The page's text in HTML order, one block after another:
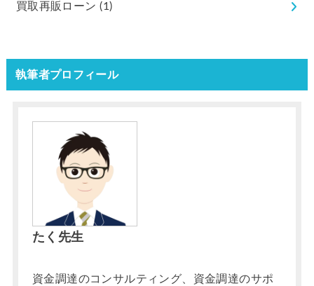
買取再販ローン(1)
執筆者プロフィール
たく先生
資金調達のコンサルティング、資金調達のサポ